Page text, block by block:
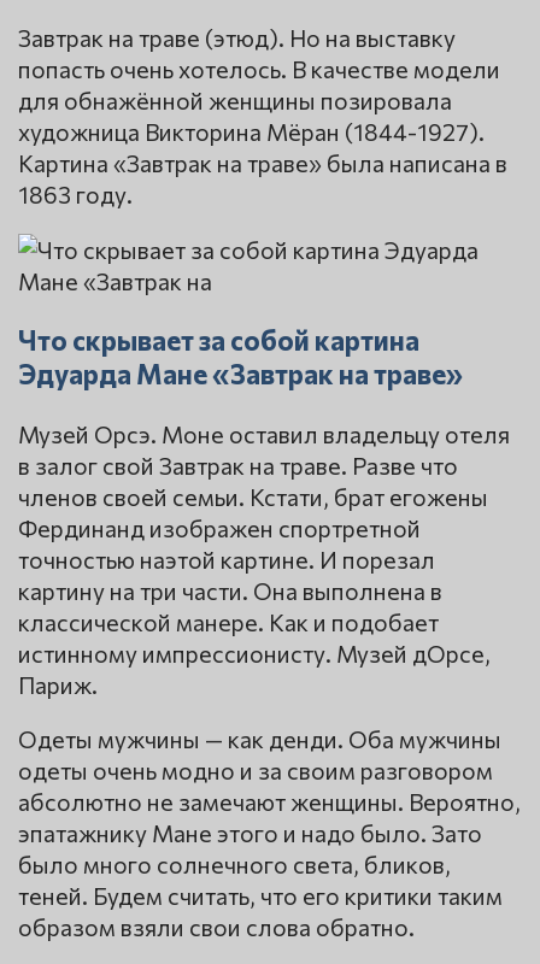
Завтрак на траве (этюд). Но на выставку
попасть очень хотелось. В качестве модели
для обнажённой женщины позировала
художница Викторина Мёран (1844-1927).
Картина «Завтрак на траве» была написана в
1863 году.
Что скрывает за собой картина
Эдуарда Мане «Завтрак на траве»
Музей Орсэ. Моне оставил владельцу отеля
в залог свой Завтрак на траве. Разве что
членов своей семьи. Кстати, брат егожены
Фердинанд изображен спортретной
точностью наэтой картине. И порезал
картину на три части. Она выполнена в
классической манере. Как и подобает
истинному импрессионисту. Музей дОрсе,
Париж.
Одеты мужчины — как денди. Оба мужчины
одеты очень модно и за своим разговором
абсолютно не замечают женщины. Вероятно,
эпатажнику Мане этого и надо было. Зато
было много солнечного света, бликов,
теней. Будем считать, что его критики таким
образом взяли свои слова обратно.